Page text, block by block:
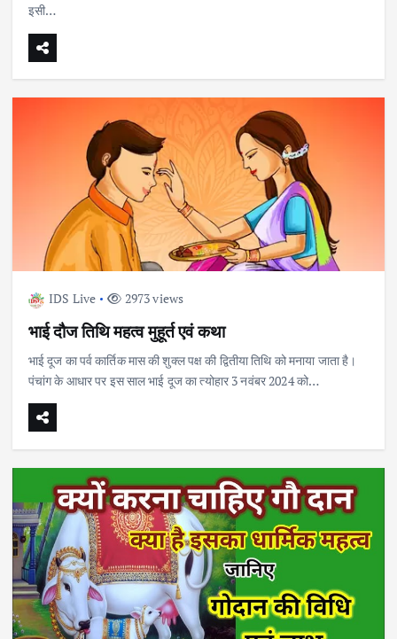
इसी…
IDS Live 2973 views
भाई दौज तिथि महत्व मुहूर्त एवं कथा
भाई दूज का पर्व कार्तिक मास की शुक्ल पक्ष की द्वितीया तिथि को मनाया जाता है।
पंचांग के आधार पर इस साल भाई दूज का त्योहार 3 नवंबर 2024 को…